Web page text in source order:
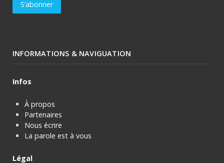
INFORMATIONS & NAVIGUATION
Infos
À propos
Partenaires
Nous écrire
La parole est à vous
Légal